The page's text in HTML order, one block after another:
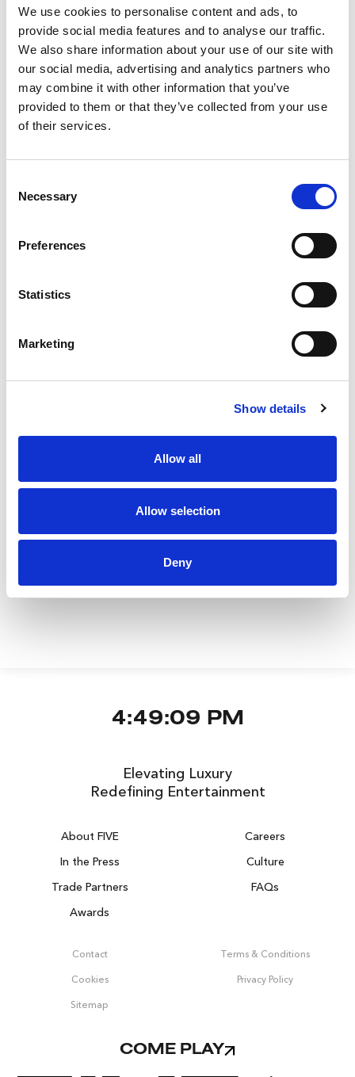
We use cookies to personalise content and ads, to
provide social media features and to analyse our traffic.
We also share information about your use of our site with
our social media, advertising and analytics partners who
may combine it with other information that you’ve
provided to them or that they’ve collected from your use
of their services.
Selection
Necessary
Preferences
Statistics
Marketing
Show details
Allow all
Allow selection
Deny
новых отелей Дубая и ожидаемых открытий 2024
года. Time Out Bahrain также отметил его как один
из лучших отелей в странах Совета сотрудничества
арабских государств Залива (ССАГЗ).
Между тем, отель FIVE Zurich получил множество
положительных отзывов. В 2023 году Vogue Middle
роскошного, но и экологичного отеля, заявив, что
«самостоятельная цель для путешествия». В 2024
стильной точкой на карте Швейцарии», а в Elle
летней элегантности», тогда как журнал Schon
«A» по критериям ESG во всех отраслях.
DESTINO FIVE IBIZA FIVE
About FIVE
Careers
In the Press
Culture
Trade Partners
FAQs
Awards
Contact Terms & Conditions
Cookies Privacy Policy
Sitemap
Elevating Luxury
Redefining Entertainment
4:49:09 PM
COME PLAY